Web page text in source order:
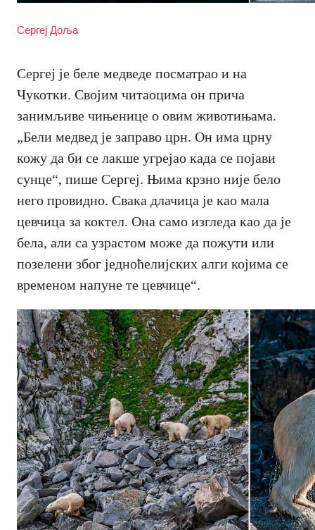
Сергеј Доља
Сергеј је беле медведе посматрао и на
Чукотки. Својим читаоцима он прича
занимљиве чињенице о овим животињама.
„Бели медвед је заправо црн. Он има црну
кожу да би се лакше угрејао када се појави
сунце“, пише Сергеј. Њима крзно није бело
него провидно. Свака длачица је као мала
цевчица за коктел. Она само изгледа као да је
бела, али са узрастом може да пожути или
позелени због једноћелијских алги којима се
временом напуне те цевчице“.